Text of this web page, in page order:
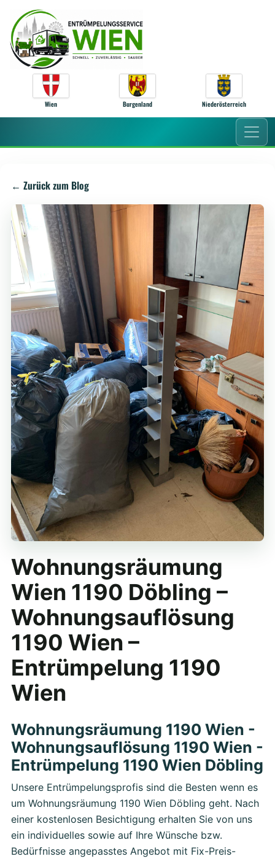
Zum Inhalt springen
Wien Burgenland Niederösterreich
← Zurück zum Blog
Wohnungsräumung
Wien 1190 Döbling –
Wohnungsauflösung
1190 Wien –
Entrümpelung 1190
Wien
Wohnungsräumung 1190 Wien -
Wohnungsauflösung 1190 Wien -
Entrümpelung 1190 Wien Döbling
Unsere Entrümpelungsprofis sind die Besten wenn es
um Wohnungsräumung 1190 Wien Döbling geht. Nach
einer kostenlosen Besichtigung erhalten Sie von uns
ein individuelles sowie auf Ihre Wünsche bzw.
Bedürfnisse angepasstes Angebot mit Fix-Preis-